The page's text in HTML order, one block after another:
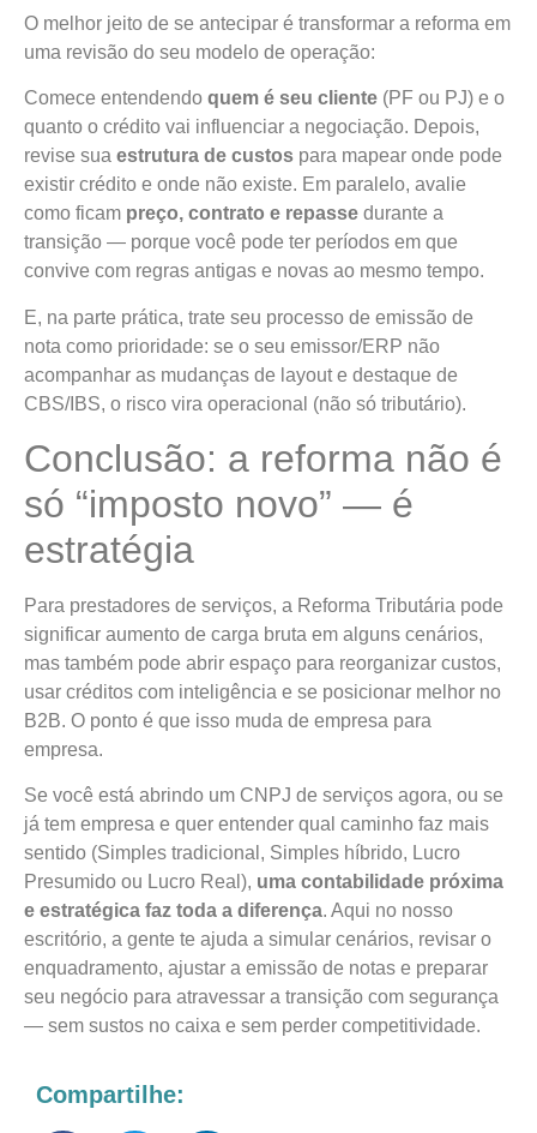
O melhor jeito de se antecipar é transformar a reforma em
uma revisão do seu modelo de operação:
Comece entendendo quem é seu cliente (PF ou PJ) e o
quanto o crédito vai influenciar a negociação. Depois,
revise sua estrutura de custos para mapear onde pode
existir crédito e onde não existe. Em paralelo, avalie
como ficam preço, contrato e repasse durante a
transição — porque você pode ter períodos em que
convive com regras antigas e novas ao mesmo tempo.
E, na parte prática, trate seu processo de emissão de
nota como prioridade: se o seu emissor/ERP não
acompanhar as mudanças de layout e destaque de
CBS/IBS, o risco vira operacional (não só tributário).
Conclusão: a reforma não é
só “imposto novo” — é
estratégia
Para prestadores de serviços, a Reforma Tributária pode
significar aumento de carga bruta em alguns cenários,
mas também pode abrir espaço para reorganizar custos,
usar créditos com inteligência e se posicionar melhor no
B2B. O ponto é que isso muda de empresa para
empresa.
Se você está abrindo um CNPJ de serviços agora, ou se
já tem empresa e quer entender qual caminho faz mais
sentido (Simples tradicional, Simples híbrido, Lucro
Presumido ou Lucro Real), uma contabilidade próxima
e estratégica faz toda a diferença. Aqui no nosso
escritório, a gente te ajuda a simular cenários, revisar o
enquadramento, ajustar a emissão de notas e preparar
seu negócio para atravessar a transição com segurança
— sem sustos no caixa e sem perder competitividade.
Compartilhe: